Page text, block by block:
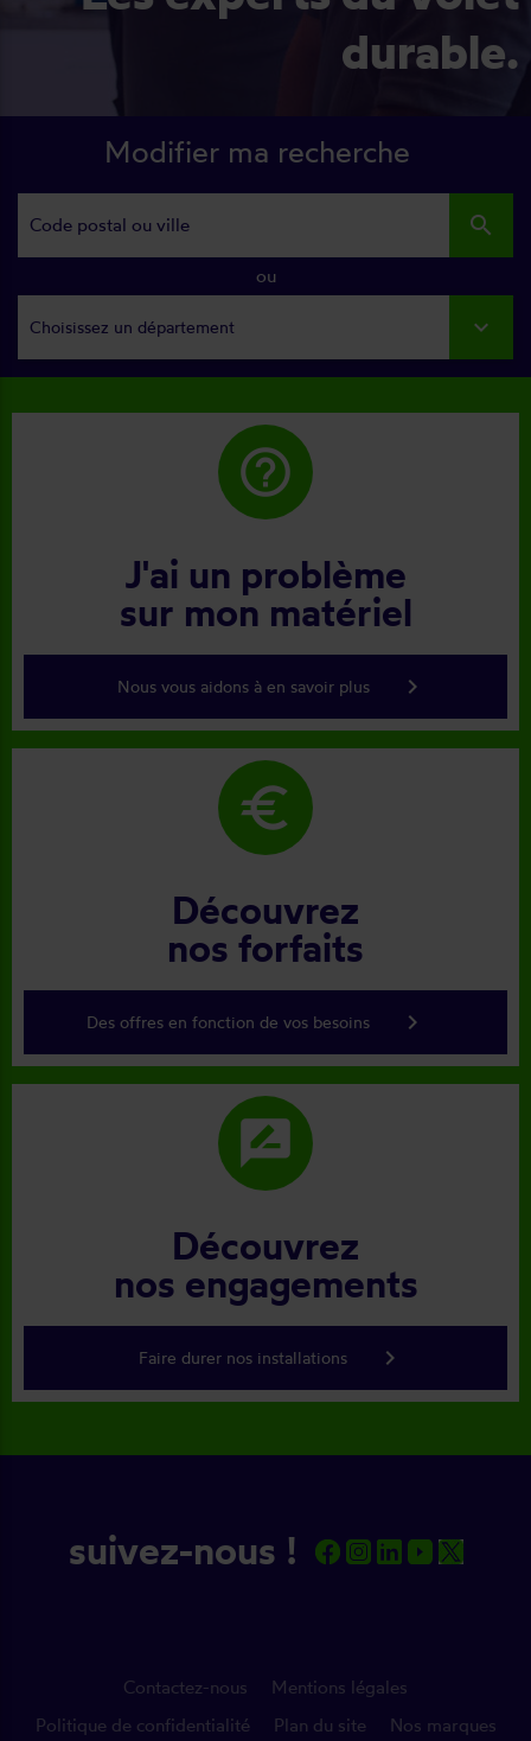
durable.
Modifier ma recherche
search
ou
Choisissez un département
help_outline
J'ai un problème
sur mon matériel
Nous vous aidons à en savoir plus keyboard_arrow_right
euro
Découvrez
nos forfaits
Des offres en fonction de vos besoins keyboard_arrow_right
rate_review
Découvrez
nos engagements
Faire durer nos installations keyboard_arrow_right
suivez-nous !
Contactez-nous
Mentions légales
Politique de confidentialité
Plan du site Nos marques